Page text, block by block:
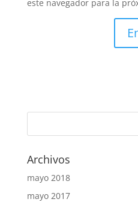
este navegador para la
Archivos
mayo 2018
mayo 2017